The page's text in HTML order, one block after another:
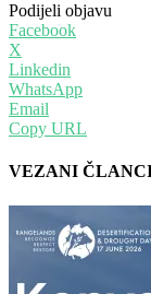
Podijeli objavu
Facebook
X
Linkedin
WhatsApp
Email
Copy URL
VEZANI